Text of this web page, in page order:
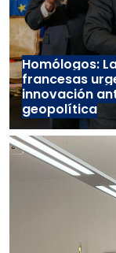
Homólogos:
francesas
innovación
geopolítica